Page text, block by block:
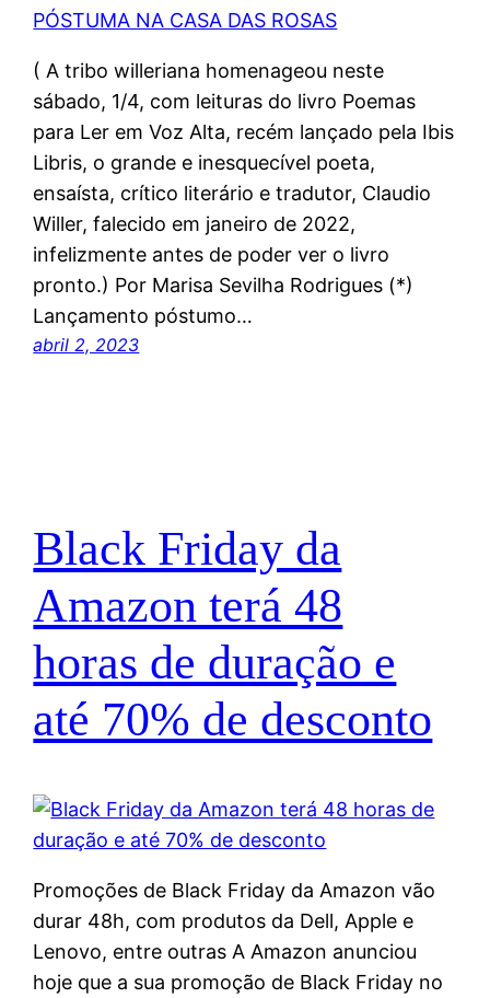
( A tribo willeriana homenageou neste
sábado, 1/4, com leituras do livro Poemas
para Ler em Voz Alta, recém lançado pela Ibis
Libris, o grande e inesquecível poeta,
ensaísta, crítico literário e tradutor, Claudio
Willer, falecido em janeiro de 2022,
infelizmente antes de poder ver o livro
pronto.) Por Marisa Sevilha Rodrigues (*)
Lançamento póstumo…
abril 2, 2023
Black Friday da
Amazon terá 48
horas de duração e
até 70% de desconto
Promoções de Black Friday da Amazon vão
durar 48h, com produtos da Dell, Apple e
Lenovo, entre outras A Amazon anunciou
hoje que a sua promoção de Black Friday no